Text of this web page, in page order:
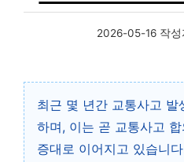
2026-05-16 작성
최근 몇 년간 교통사고
하며, 이는 곧 교통사고
증대로 이어지고 있습니